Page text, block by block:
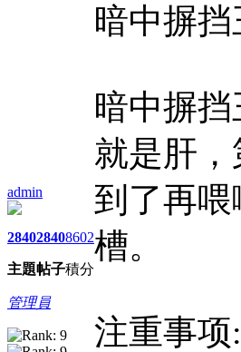
admin
2840
主題
2840
帖子
8602
積分
管理員
暗中摒
暗中摒
就是肝
到了再
槽。
注重事项: